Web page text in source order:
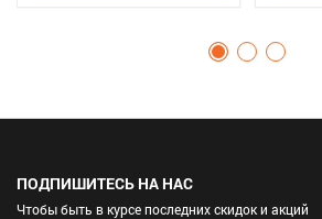
ПОДПИШИТЕСЬ НА НАС
Чтобы быть в курсе последних скидок и акций